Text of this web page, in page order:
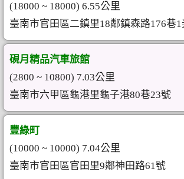
(18000 ~ 18000) 6.55公里
臺南市官田區二鎮里18鄰鎮森路176巷1
硯月精品汽車旅館
(2800 ~ 10800) 7.03公里
臺南市六甲區龜港里龜子港80巷23號
豐綠町
(10000 ~ 10000) 7.04公里
臺南市官田區官田里9鄰神田路61號